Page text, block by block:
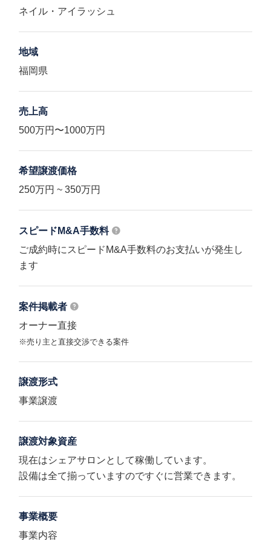
ネイル・アイラッシュ
地域
福岡県
売上高
500万円〜1000万円
希望譲渡価格
250万円 ~ 350万円
スピードM&A手数料
ご成約時にスピードM&A手数料のお支払いが発生し
ます
案件掲載者
オーナー直接
※売り主と直接交渉できる案件
譲渡形式
事業譲渡
譲渡対象資産
現在はシェアサロンとして稼働しています。
設備は全て揃っていますのですぐに営業できます。
事業概要
事業内容